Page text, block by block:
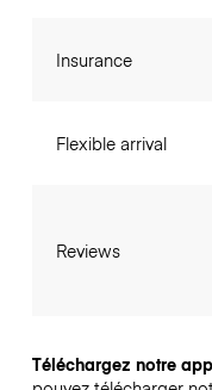
Insurance
Flexible arrival
Reviews
Téléchargez notre